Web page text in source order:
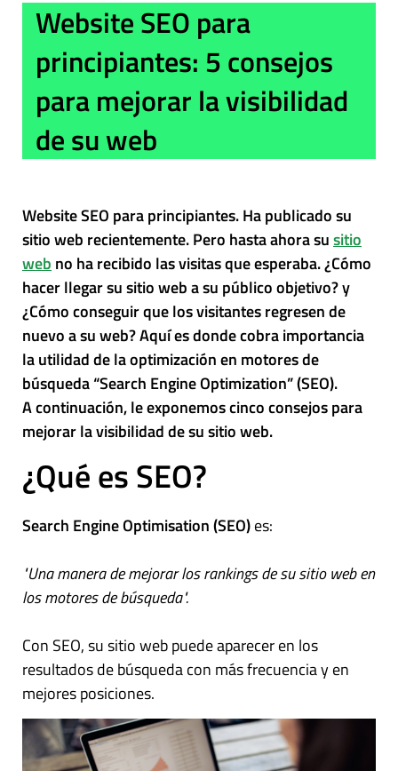
Website SEO para
principiantes: 5 consejos
para mejorar la visibilidad
de su web
Website SEO para principiantes. Ha publicado su
sitio web recientemente. Pero hasta ahora susitio
web no ha recibido las visitas que esperaba. ¿Cómo
hacer llegar su sitio web a su público objetivo? y
¿Cómo conseguir que los visitantes regresen de
nuevo a su web? Aquí es donde cobra importancia
la utilidad de la optimización en motores de
búsqueda “Search Engine Optimization” (SEO).
A continuación, le exponemos cinco consejos para
mejorar la visibilidad de su sitio web.
¿Qué es SEO?
Search Engine Optimisation (SEO)es:
"Una manera de mejorar los rankings de su sitio web en
los motores de búsqueda".
Con SEO, su sitio web puede aparecer en los
resultados de búsqueda con más frecuencia y en
mejores posiciones.